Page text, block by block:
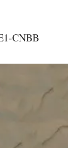
CNBB